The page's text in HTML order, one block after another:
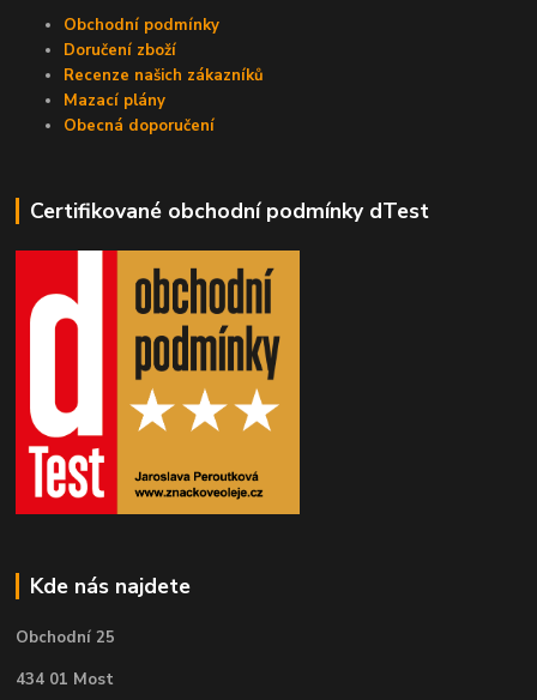
Obchodní podmínky
Doručení zboží
Recenze našich zákazníků
Mazací plány
Obecná doporučení
Certifikované obchodní podmínky dTest
Kde nás najdete
Obchodní 25
434 01 Most